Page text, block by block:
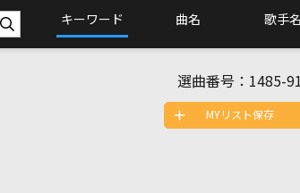
キーワード 曲名 歌手名
選曲番号： 1485-91
MYリスト保存